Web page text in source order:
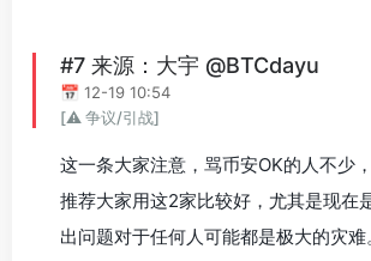
#7 来源：大宇 @BTCdayu
📅 12-19 10:54
[⚠️ 争议/引战]
这一条大家注意，骂币安OK的人不少
推荐大家用这2家比较好，尤其是现在
出问题对于任何人可能都是极大的灾难